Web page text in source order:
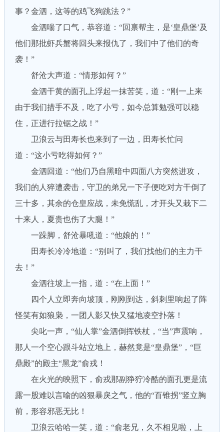
事？金泗，这等的鸡飞狗跳法？”
金泗喘了口气，恭容道：“回禀帮主，是‘皇鼎堡’及
他们那批虾兵蟹将回头来报仇了，我们中了他们的奇
袭！”
舒沧大声道：“情形如何？”
金泗干黄的面孔上浮起一抹苦笑，道：“刚一上来
由于我们措手不及，吃了小亏，如今总算勉强可以稳
住，正进行拉锯之战！”
卫浪云与田寿长也来到了一边，田寿长忙问
道：“这小亏吃得如何？”
金泗回道：“他们乃自黑暗中四面八方突然进攻，
我们的人猝遭袭击，守卫的弟兄一下子便吃对方干倒了
三十多，其余的仓皇应战，未免慌乱，才开头又栽下二
十来人，夏贵也伤了大腿！”
一跺脚，舒沧暴吼道：“他娘的！”
田寿长冷冷地道：“别叫了，我们找他们的主力干
去！”
金泗往坡上一指，道：“在上面！”
四个人立即奔向坡顶，刚刚到达，斜刺里响起了阵
怪笑有如狼枭，一团人影又快又猛地凌空扑落！
尖叱一声，“仙人掌”金泗倒挥铁杖，“当”声震响，
那人一个空心跟斗站立地上，赫然竟是“皇鼎堡”，“巨
鼎殿”的殿主“黑龙”俞戎！
在火光的映照下，俞戎那副狰狞冷酷的面孔更是流
露一股难以言喻的凶狠暴戾之气，他的“百锥拐”竖立胸
前，形容邪恶无比！
卫浪云哈哈一笑，道：“俞老兄，久不相见啦，上